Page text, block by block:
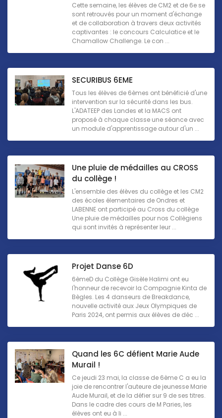
Cette semaine, les élèves de CM2 et de 6e se
sont retrouvés pour un moment d'échange
et de collaboration à travers deux activités
captivantes : le concours Calculatice et le
Chamallow Challenge. Le con ...
SECURIBUS 6EME
Tous les élèves de 6èmes ont bénéficié d'une
intervention sur la sécurité dans les bus.
L'ADATEEP des Landes et la MACS ont
proposé à chaque classe une séance avec
un module d'apprentissage autour d'un ...
Une pluie de médailles au CROSS
du collège !
L'ensemble des élèves du collège et les CM2
des écoles élementaires de Ondres et
LABENNE ont participé au Cross du collège
Une pluie de médailles pour nos Collègiens
qui sont invités à représenter leur ...
Projet Danse 6D
6èmeD du Collège Gisèle Halimi ont eu
l'honneur de recevoir la Compagnie Kinta de
Bègles. Les 4 danseurs de Breakdance,
nouvelle activité aux Jeux Olympiques de
Paris 2024, ont permis aux élèves de déc ...
Quand les 6C défient Marie Aude
Murail !
Ce jeudi 23 mai, la classe de 6ème C a eu la
joie de rencontrer l'auteure de jeunesse Marie
Aude Murail, et de la défier sur 9 de ses titres.
Dans le cadre des cours de M Paries, les
élèves ont eu à li ...